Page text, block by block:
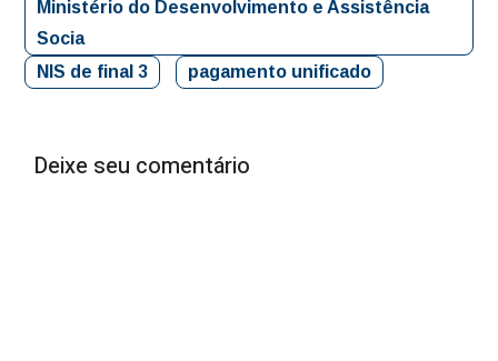
Ministério do Desenvolvimento e Assistência
Socia
NIS de final 3
pagamento unificado
Deixe seu comentário